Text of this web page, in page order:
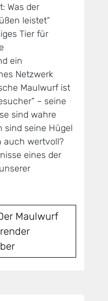
Was der
leistet“
Tier für
ein
Netzwerk
Maulwurf ist
– seine
sind wahre
sind seine Hügel
auch wertvoll?
eines der
Maulwurf